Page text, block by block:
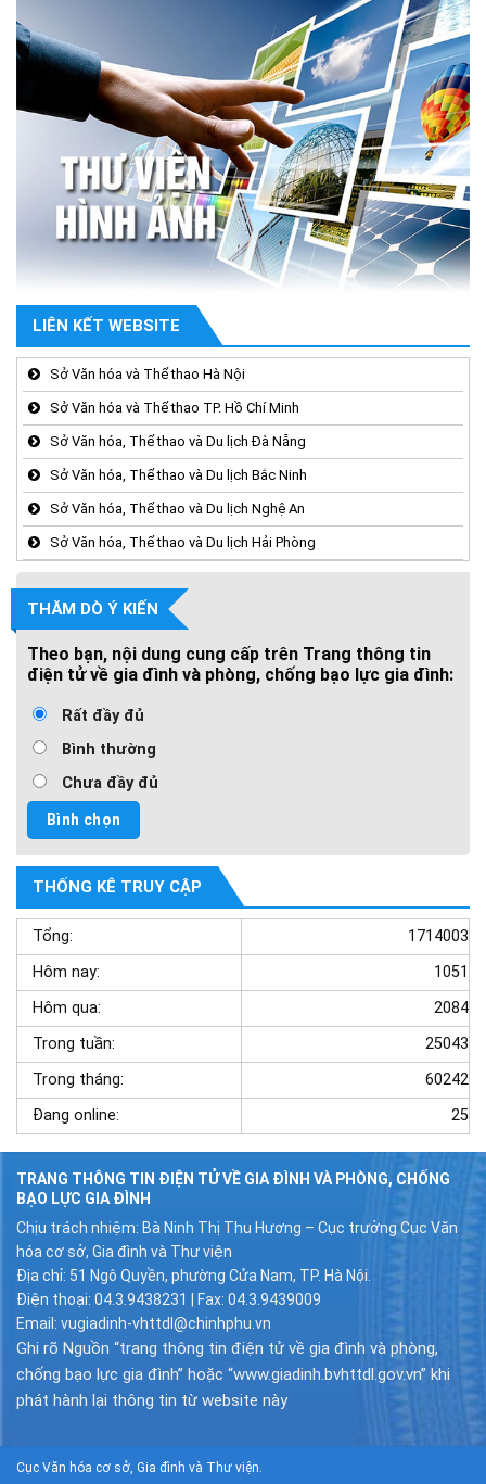
LIÊN KẾT WEBSITE
Sở Văn hóa và Thể thao Hà Nội
Sở Văn hóa và Thể thao TP. Hồ Chí Minh
Sở Văn hóa, Thể thao và Du lịch Đà Nẵng
Sở Văn hóa, Thể thao và Du lịch Bắc Ninh
Sở Văn hóa, Thể thao và Du lịch Nghệ An
Sở Văn hóa, Thể thao và Du lịch Hải Phòng
THĂM DÒ Ý KIẾN
Theo bạn, nội dung cung cấp trên Trang thông tin
điện tử về gia đình và phòng, chống bạo lực gia đình:
Rất đầy đủ
Bình thường
Chưa đầy đủ
THỐNG KÊ TRUY CẬP
Tổng:
1714003
Hôm nay:
1051
Hôm qua:
2084
Trong tuần:
25043
Trong tháng:
60242
Đang online:
25
TRANG THÔNG TIN ĐIỆN TỬ VỀ GIA ĐÌNH VÀ PHÒNG, CHỐNG
BẠO LỰC GIA ĐÌNH
Chịu trách nhiệm: Bà Ninh Thị Thu Hương – Cục trưởng Cục Văn
hóa cơ sở, Gia đình và Thư viện
Địa chỉ: 51 Ngô Quyền, phường Cửa Nam, TP. Hà Nội.
Điện thoại: 04.3.9438231 | Fax: 04.3.9439009
Email: vugiadinh-vhttdl@chinhphu.vn
Ghi rõ Nguồn “trang thông tin điện tử về gia đình và phòng,
chống bạo lực gia đình” hoặc “www.giadinh.bvhttdl.gov.vn” khi
phát hành lại thông tin từ website này
Cục Văn hóa cơ sở, Gia đình và Thư viện.